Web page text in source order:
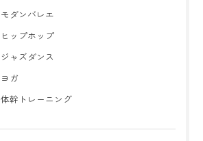
モダンバレエ
ヒップホップ
ジャズダンス
ヨガ
体幹トレーニング